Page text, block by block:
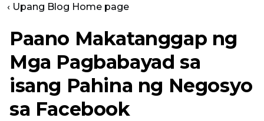
‹ Upang Blog Home page
Paano Makatanggap ng
Mga Pagbabayad sa
isang Pahina ng Negosyo
sa Facebook